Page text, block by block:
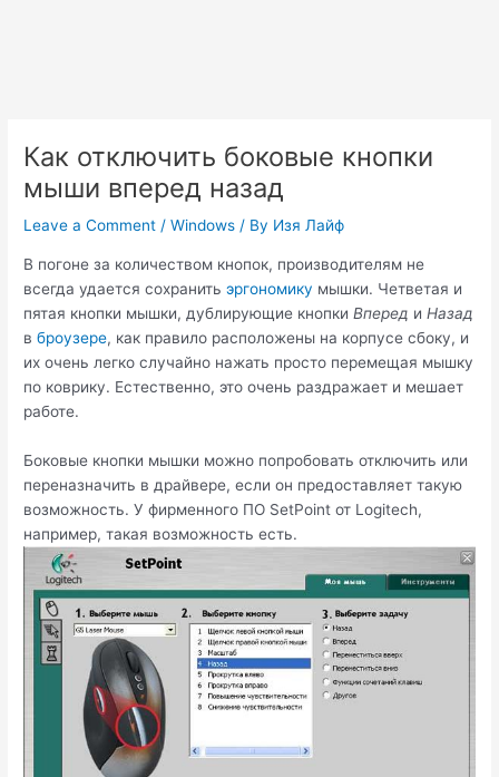
Как отключить боковые кнопки
мыши вперед назад
Leave a Comment /Windows / By Изя Лайф
В погоне за количеством кнопок, производителям не
всегда удается сохранитьэргономику мышки. Четветая и
пятая кнопки мышки, дублирующие кнопкиВперед иНазад
вброузере, как правило расположены на корпусе сбоку, и
их очень легко случайно нажать просто перемещая мышку
по коврику. Естественно, это очень раздражает и мешает
работе.
Боковые кнопки мышки можно попробовать отключить или
переназначить в драйвере, если он предоставляет такую
возможность. У фирменного ПО SetPoint от Logitech,
например, такая возможность есть.